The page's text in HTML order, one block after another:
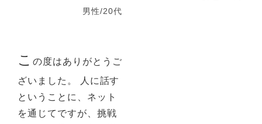
男性/20代
こ の度はありがとうご
ざいました。 人に話す
ということに、ネット
を通じてですが、挑戦